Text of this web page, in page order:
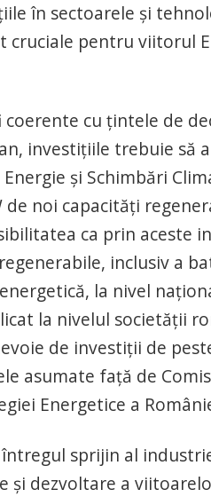
în sectoarele și
cruciale pentru viitorul
cu țintele de
investițiile trebuie să
și Schimbări
de noi capacități
ca prin aceste
inclusiv a
la nivel
la nivelul societății
de investiții de
asumate față de
Energetice a
întregul sprijin al
și dezvoltare a